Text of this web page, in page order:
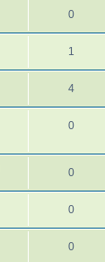
0
1
4
0
0
0
0